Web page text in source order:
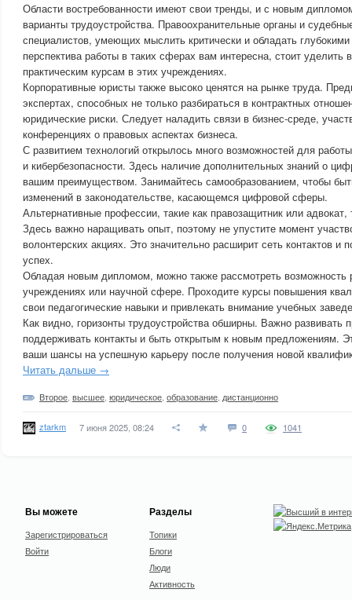
Области востребованности имеют свои тренды, и с новым
варианты трудоустройства. Правоохранительные органы и
специалистов, умеющих мыслить критически и обладать
перспектива работы в таких сферах вам интересна, стоит уделить
практическим курсам в этих учреждениях.
Корпоративные юристы также высоко ценятся на рынке труда.
экспертах, способных не только разбираться в контрактных
юридические риски. Следует наладить связи в бизнес-среде,
конференциях о правовых аспектах бизнеса.
С развитием технологий открылось много возможностей для
и кибербезопасности. Здесь наличие дополнительных знаний о
вашим преимуществом. Занимайтесь самообразованием, чтобы
изменений в законодательстве, касающемся цифровой сферы.
Альтернативные профессии, такие как правозащитник или
Здесь важно наращивать опыт, поэтому не упустите момент
волонтерских акциях. Это значительно расширит сеть контактов
успех.
Обладая новым дипломом, можно также рассмотреть возможность
учреждениях или научной сфере. Проходите курсы повышения
свои педагогические навыки и привлекать внимание учебных
Как видно, горизонты трудоустройства обширны. Важно развивать
поддерживать контакты и быть открытым к новым предложениям.
ваши шансы на успешную карьеру после получения новой
Читать дальше →
Второе высшее юридическое образование дистанционно
ztarkm 7 июня 2025, 08:24 0 1041
Вы можете
Зарегистрироваться
Войти
Разделы
Топики
Блоги
Люди
Активность